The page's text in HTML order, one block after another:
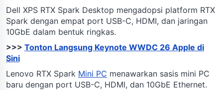
Dell XPS RTX Spark Desktop mengadopsi platform RTX
Spark dengan empat port USB-C, HDMI, dan jaringan
10GbE dalam bentuk ringkas.
>>> Tonton Langsung Keynote WWDC 26 Apple di
Sini
Lenovo RTX Spark Mini PC menawarkan sasis mini PC
baru dengan port USB-C, HDMI, dan 10GbE Ethernet.